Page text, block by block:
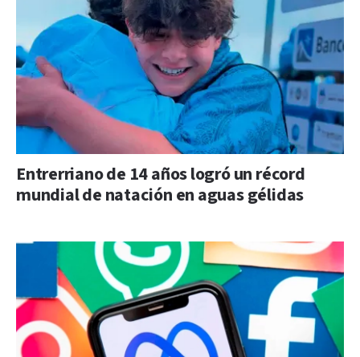
Entrerriano de 14 años logró un récord
mundial de natación en aguas gélidas